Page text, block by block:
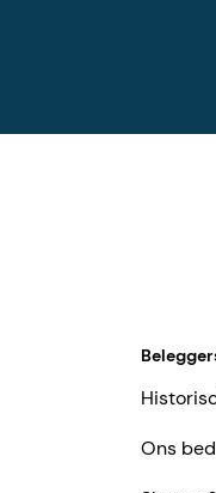
Ons